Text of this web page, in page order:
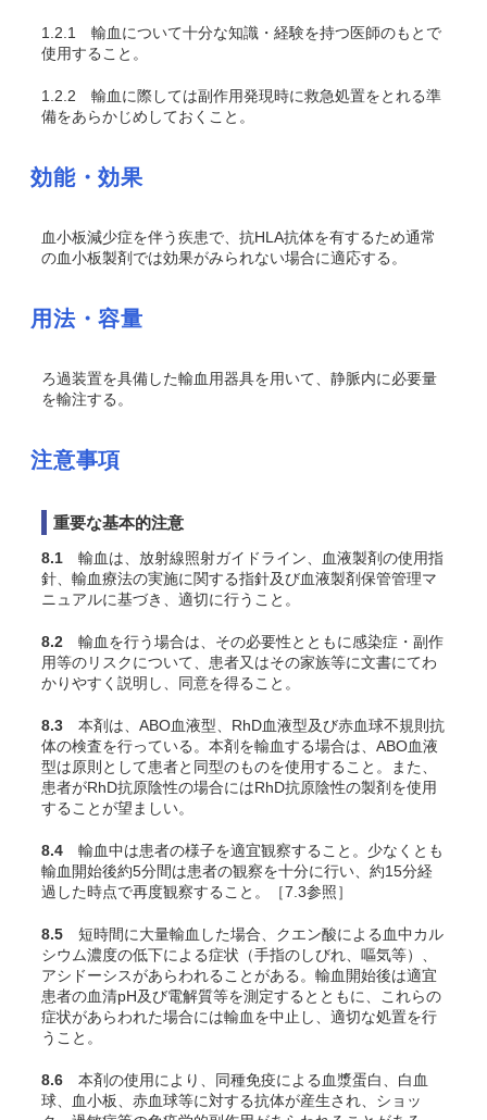
1.2.1
輸血について十分な知識・経験を持つ医師のもとで
使用すること。
1.2.2 輸血に際しては副作用発現時に救急処置をとれる準
備をあらかじめしておくこと。
効能・効果
血小板減少症を伴う疾患で、抗HLA抗体を有するため通常
の血小板製剤では効果がみられない場合に適応する。
用法・容量
ろ過装置を具備した輸血用器具を用いて、静脈内に必要量
を輸注する。
注意事項
重要な基本的注意
8.1 輸血は、放射線照射ガイドライン 、血液製剤の使用指
針 、輸血療法の実施に関する指針及び血液製剤保管管理マ
ニュアルに基づき、適切に行うこと。
8.2 輸血を行う場合は、その必要性とともに感染症・副作
用等のリスクについて、患者又はその家族等に文書にてわ
かりやすく説明し、同意を得ること。
8.3 本剤は、ABO血液型、RhD血液型及び赤血球不規則抗
体の検査を行っている。本剤を輸血する場合は、ABO血液
型は原則として患者と同型のものを使用すること。また、
患者がRhD抗原陰性の場合にはRhD抗原陰性の製剤を使用
することが望ましい。
8.4 輸血中は患者の様子を適宜観察すること。少なくとも
輸血開始後約5分間は患者の観察を十分に行い、約15分経
過した時点で再度観察すること。［7.3参照］
8.5 短時間に大量輸血した場合、クエン酸による血中カル
シウム濃度の低下による症状（手指のしびれ、嘔気等）、
アシドーシスがあらわれることがある。輸血開始後は適宜
患者の血清pH及び電解質等を測定するとともに、これらの
症状があらわれた場合には輸血を中止し、適切な処置を行
うこと。
8.6 本剤の使用により、同種免疫による血漿蛋白、白血
球、血小板、赤血球等に対する抗体が産生され、ショッ